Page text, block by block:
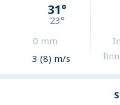
31°
23°
0 mm
3 (8) m/s